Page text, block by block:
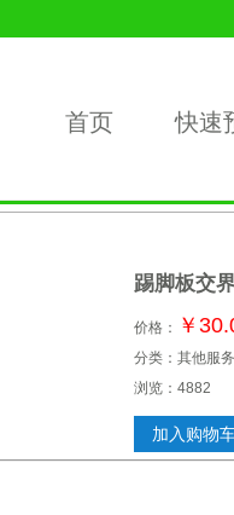
首页 快速
踢脚板交
价格： ￥
分类： 其他服务
浏览：4882